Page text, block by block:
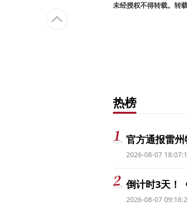
未经授权不得转载。转
热榜
官方通报雷
2026-08-07
倒计时3天！
2026-08-07